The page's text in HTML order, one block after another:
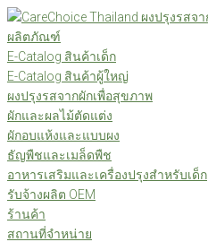
Skip
to
content
ผลิตภัณฑ์
E-Catalog สินค้าเด็ก
E-Catalog สินค้าผู้ใหญ่
ผงปรุงรสจากผักเพื่อสุขภาพ
ผักและผลไม้ตัดแต่ง
ผักอบแห้งและแบบผง
ธัญพืชและเมล็ดพืช
อาหารเสริมและเครื่องปรุงสำหรับเด็ก
รับจ้างผลิต OEM
ร้านค้า
สถานที่จำหน่าย